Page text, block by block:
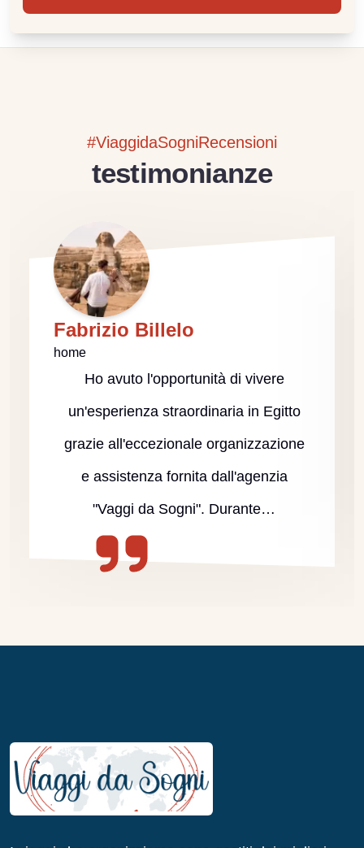
#ViaggidaSogniRecensioni
testimonianze
Fabrizio Billelo
home
Ho avuto l'opportunità di vivere
un'esperienza straordinaria in Egitto
grazie all'eccezionale organizzazione
e assistenza fornita dall'agenzia
"Vaggi da Sogni". Durante…